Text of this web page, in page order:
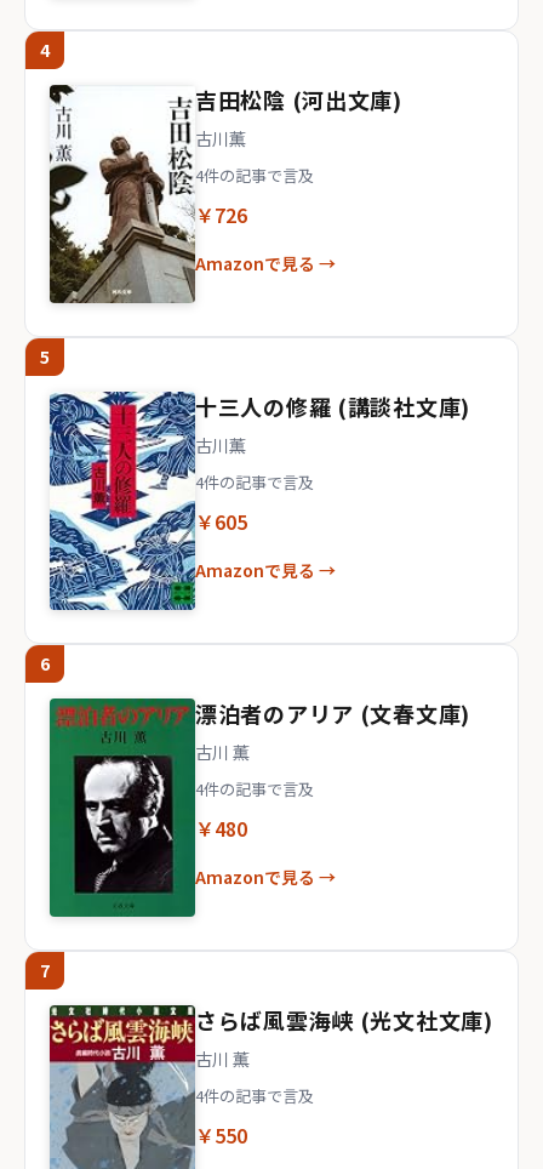
4
吉田松陰 (河出文庫)
古川薫
4件の記事で言及
￥726
Amazonで見る →
5
十三人の修羅 (講談社文庫)
古川薫
4件の記事で言及
￥605
Amazonで見る →
6
漂泊者のアリア (文春文庫)
古川 薫
4件の記事で言及
￥480
Amazonで見る →
7
さらば風雲海峡 (光文社文庫)
古川 薫
4件の記事で言及
￥550